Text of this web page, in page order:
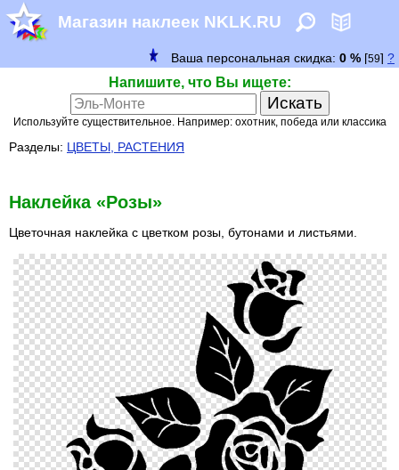
Магазин наклеек NKLK.RU
Напишите, что Вы ищете:
Используйте существительное. Например: охотник, победа или классика
Разделы: ЦВЕТЫ, РАСТЕНИЯ
Наклейка «Розы»
Цветочная наклейка с цветком розы, бутонами и листьями.